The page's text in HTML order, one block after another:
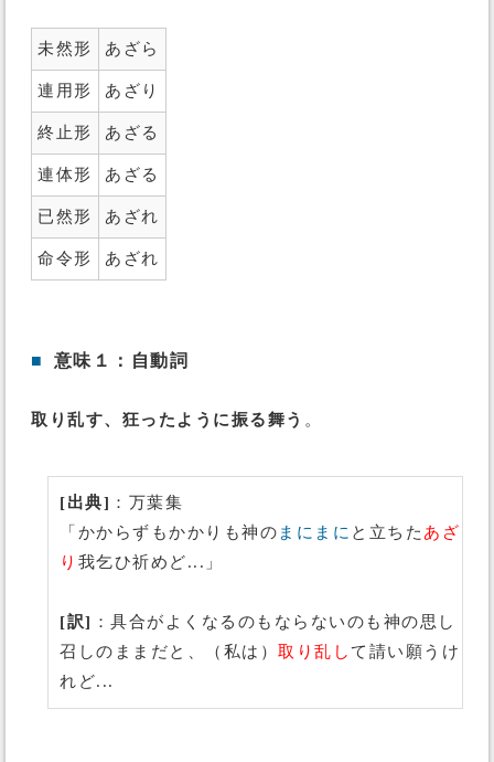
未然形 あざら
連用形 あざり
終止形 あざる
連体形 あざる
已然形 あざれ
命令形 あざれ
■ 意味１：自動詞
取り乱す、狂ったように振る舞う 。
[出典] ：万葉集
「かからずもかかりも神の まにまに と立ちた あざ
り 我乞ひ祈めど...」
[訳] ：具合がよくなるのもならないのも神の思し
召しのままだと、（私は） 取り乱して請い願うけ
れど...